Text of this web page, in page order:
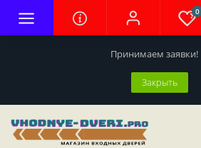
Принимаем заявки!
Закрыть
0